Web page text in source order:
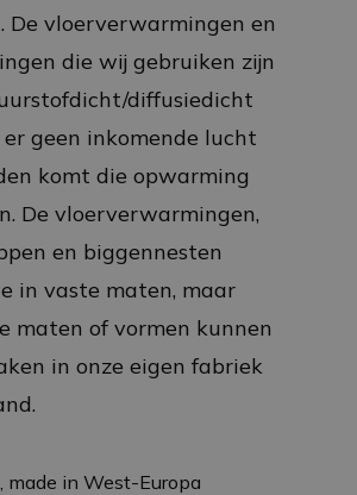
De vloerverwarmingen en
die wij gebruiken zijn
diffusiedicht
geen inkomende lucht
komt die opwarming
De vloerverwarmingen,
en biggennesten
in vaste maten, maar
maten of vormen kunnen
in onze eigen fabriek
in West-Europa